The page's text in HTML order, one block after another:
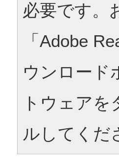
必要です。
「Adobe
ウンロード
トウェア
ルしてくだ